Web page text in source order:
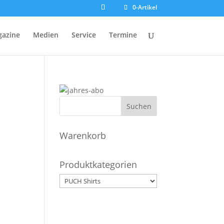
0-Artikel
Medien Service Termine
Warenkorb
Produktkategorien